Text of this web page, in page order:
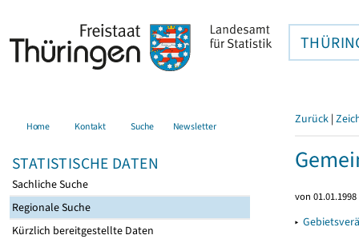
Home Kontakt Suche Newsletter
STATISTISCHE DATEN
Sachliche Suche
Regionale Suche
Kürzlich bereitgestellte Daten
Zurück |
von
▸